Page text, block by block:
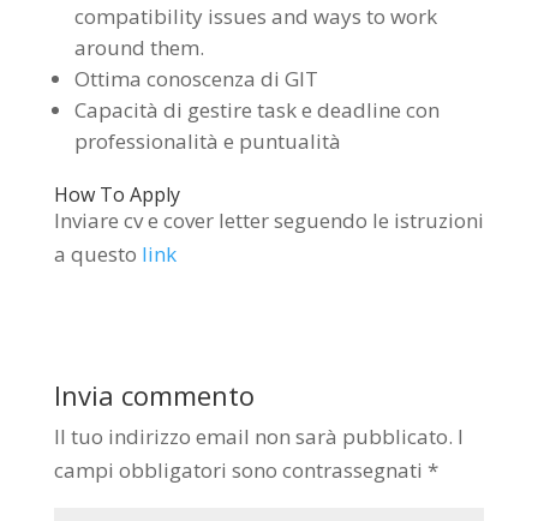
compatibility issues and ways to work
around them.
Ottima conoscenza di GIT
Capacità di gestire task e deadline con
professionalità e puntualità
How To Apply
Inviare cv e cover letter seguendo le istruzioni
a questo link
Invia commento
Il tuo indirizzo email non sarà pubblicato. I
campi obbligatori sono contrassegnati *